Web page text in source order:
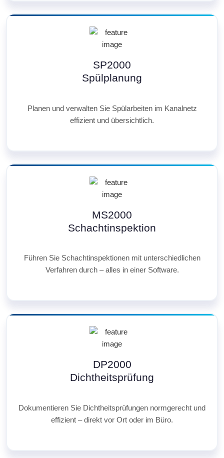
SP2000
Spülplanung
Planen und verwalten Sie Spülarbeiten im Kanalnetz
effizient und übersichtlich.
MS2000
Schachtinspektion
Führen Sie Schachtinspektionen mit unterschiedlichen
Verfahren durch – alles in einer Software.
DP2000
Dichtheitsprüfung
Dokumentieren Sie Dichtheitsprüfungen normgerecht und
effizient – direkt vor Ort oder im Büro.